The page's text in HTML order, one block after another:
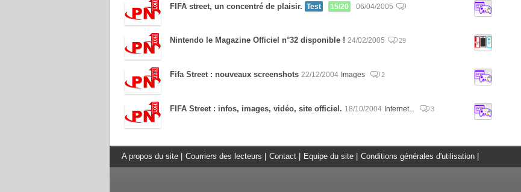
FIFA street, un concentré de plaisir. Test 15/20 06/04/2005
Nintendo le Magazine Officiel n°32 disponible ! 24/02/2005 29
Fifa Street : nouveaux screenshots 22/12/2004 Images 2
FIFA Street : infos, images, vidéo, site officiel. 18/10/2004 Internet... 3
A propos du site Courriers des lecteurs Contact Equipe du site Conditions générales d'utilisation